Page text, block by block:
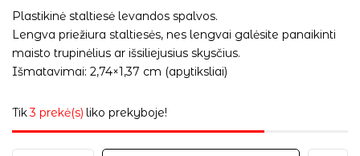
Plastikinė staltiesė levandos spalvos.
Lengva priežiura staltiesės, nes lengvai galėsite panaikinti
maisto trupinėlius ar išsiliejusius skysčius.
Išmatavimai: 2,74×1,37 cm (apytiksliai)
Tik3 prekė(s) liko prekyboje!